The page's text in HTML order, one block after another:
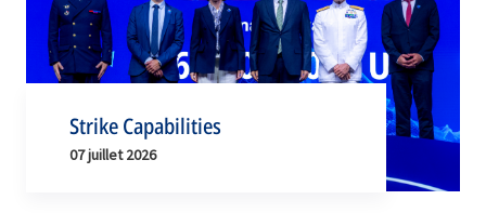
Strike Capabilities
07 juillet 2026